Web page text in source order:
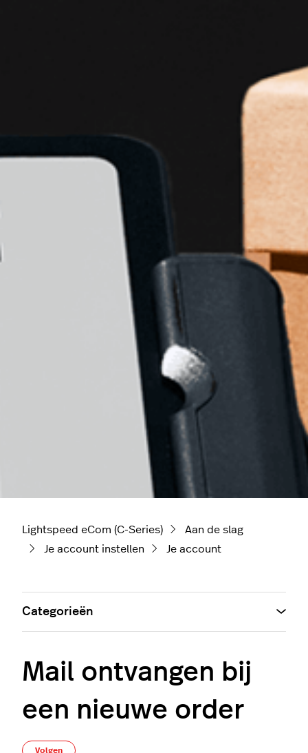
Lightspeed eCom (C-Series)
Aan de slag
Je account instellen
Je account
Mail ontvangen bij
een nieuwe order
Volgen
Categorieën